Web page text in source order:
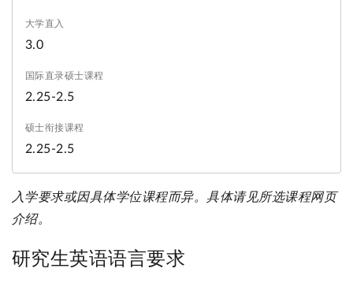
3.0
2.25-2.5
2.25-2.5
入学要求或因具体学位课程而异。具体请见所选课程网页
介绍。
研究生英语语言要求